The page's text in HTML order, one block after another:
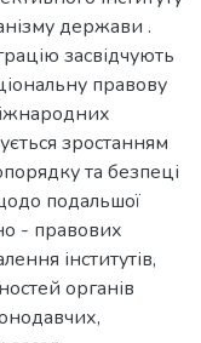
держави .
засвідчують
правову
зростанням
та безпеці
подальшої
- правових
інститутів,
органів